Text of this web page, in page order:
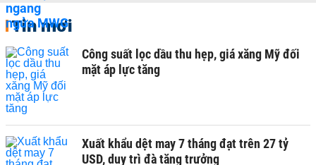
Tin mới
Công suất lọc dầu thu hẹp, giá xăng Mỹ đối
mặt áp lực tăng
Xuất khẩu dệt may 7 tháng đạt trên 27 tỷ
USD, duy trì đà tăng trưởng